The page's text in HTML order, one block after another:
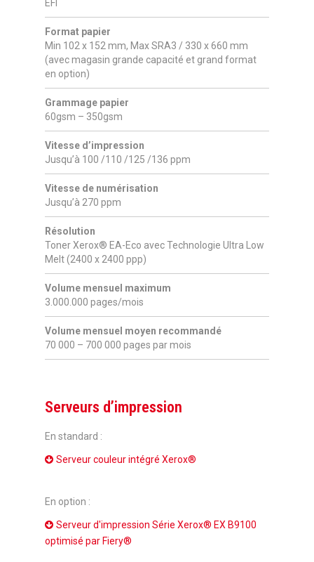
EFI
Format papier
Min 102 x 152 mm, Max SRA3 / 330 x 660 mm
(avec magasin grande capacité et grand format
en option)
Grammage papier
60gsm – 350gsm
Vitesse d’impression
Jusqu’à 100 /110 /125 /136 ppm
Vitesse de numérisation
Jusqu’à 270 ppm
Résolution
Toner Xerox® EA-Eco avec Technologie Ultra Low
Melt (2400 x 2400 ppp)
Volume mensuel maximum
3.000.000 pages/mois
Volume mensuel moyen recommandé
70 000 – 700 000 pages par mois
Serveurs d’impression
En standard :
Serveur couleur intégré Xerox®
En option :
Serveur d'impression Série Xerox® EX B9100
optimisé par Fiery®